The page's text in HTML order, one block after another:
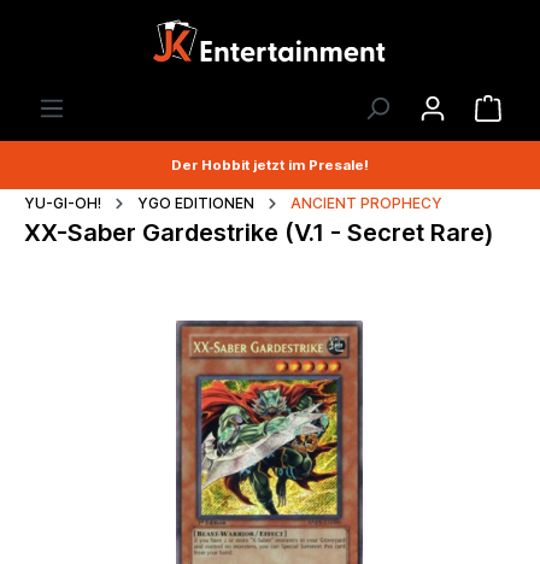
Der Hobbit jetzt im Presale!
YU-GI-OH! YGO EDITIONEN ANCIENT PROPHECY
XX-Saber Gardestrike (V.1 - Secret Rare)